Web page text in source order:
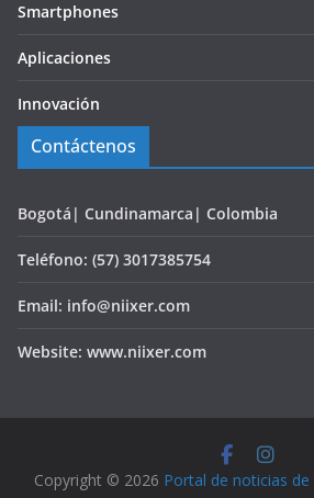
Smartphones
Aplicaciones
Innovación
Contáctenos
Bogotá| Cundinamarca| Colombia
Teléfono: (57) 3017385754
Email: info@niixer.com
Website: www.niixer.com
Copyright © 2026 Portal de noticias